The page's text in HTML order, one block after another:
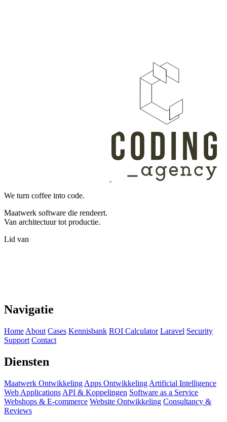
We turn coffee into code.
Maatwerk software die rendeert.
Van architectuur tot productie.
Lid van
Navigatie
Home About Cases Kennisbank ROI Calculator Laravel Security
Support Contact
Diensten
Maatwerk Ontwikkeling Apps Ontwikkeling Artificial Intelligence
Web Applications API & Koppelingen Software as a Service
Webshops & E-commerce Website Ontwikkeling Consultancy &
Reviews